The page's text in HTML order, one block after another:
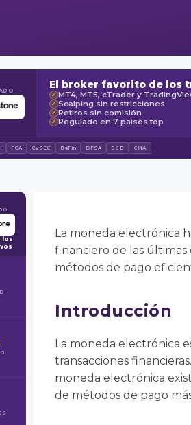
El broker favorito de los
✓ MT4, MT5, cTrader y
✓ Scalping sin restricciones
✓ Retiros sin comisión
✓ Regulado en 7 países top
FCA CySEC BaFin DFSA SCB CMA
los
La moneda electrónica
financiero de las últimas
métodos de pago
Introducción
La moneda electrónica
transacciones
moneda electrónica
de métodos de pago